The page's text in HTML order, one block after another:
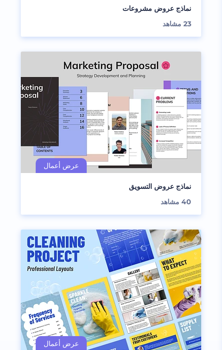
نماذج عروض مشروعات
23 مشاهد
نماذج عروض التسويق
40 مشاهد